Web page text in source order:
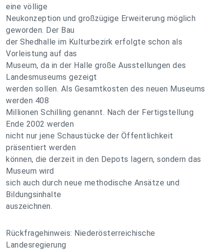
eine völlige
Neukonzeption und großzügige Erweiterung möglich
geworden. Der Bau
der Shedhalle im Kulturbezirk erfolgte schon als
Vorleistung auf das
Museum, da in der Halle große Ausstellungen des
Landesmuseums gezeigt
werden sollen. Als Gesamtkosten des neuen Museums
werden 408
Millionen Schilling genannt. Nach der Fertigstellung
Ende 2002 werden
nicht nur jene Schaustücke der Öffentlichkeit
präsentiert werden
können, die derzeit in den Depots lagern, sondern das
Museum wird
sich auch durch neue methodische Ansätze und
Bildungsinhalte
auszeichnen.
Rückfragehinweis: Niederösterreichische
Landesregierung